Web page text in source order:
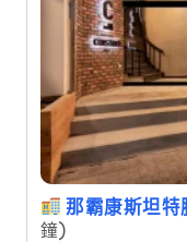
那霸康斯坦特
鐘)